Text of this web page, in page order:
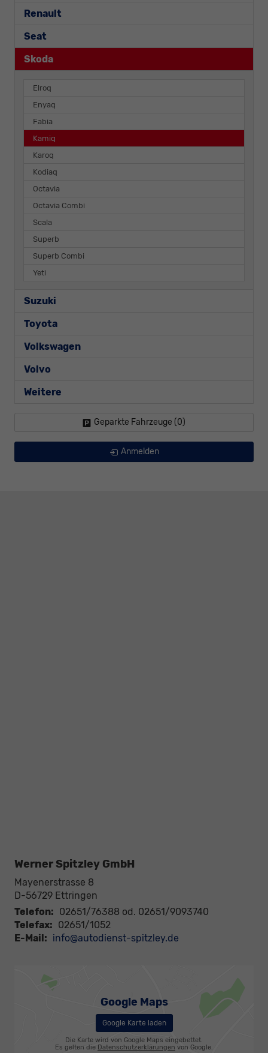
Renault
Seat
Skoda
Elroq
Enyaq
Fabia
Kamiq
Karoq
Kodiaq
Octavia
Octavia Combi
Scala
Superb
Superb Combi
Yeti
Suzuki
Toyota
Volkswagen
Volvo
Weitere
Geparkte Fahrzeuge (0)
Anmelden
Werner Spitzley GmbH
Mayenerstrasse 8
D-56729 Ettringen
Telefon: 02651/76388 od. 02651/9093740
Telefax: 02651/1052
E-Mail: info@autodienst-spitzley.de
Google Maps
Google Karte laden
Die Karte wird von Google Maps eingebettet.
Es gelten die Datenschutzerklärungen von Google.